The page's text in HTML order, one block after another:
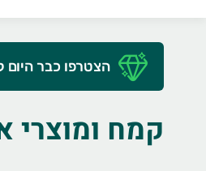
נשמח לעמוד לשירותכם
תוצרת חקלאית איכותית וטרייה
הצטרפו כבר היום
קמח ומוצרי